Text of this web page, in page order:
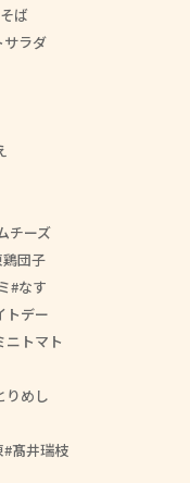
ば
サラダ
チーズ
鶏団子
なす
トデー
ニトマト
りめし
髙井瑞枝